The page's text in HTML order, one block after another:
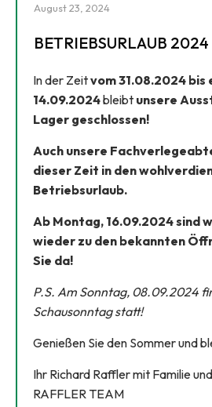
August 23, 2024
BETRIEBSURLAUB 2024
In der Zeitvom 31.08.2024 bis
14.09.2024bleibt unsere
Lager geschlossen!
Auch unsere
dieser Zeit in den
Betriebsurlaub.
Ab Montag, 16.09.2024 sind
wieder zu den bekannten
Sie da!
P.S. Am Sonntag, 08.09.2024
Schausonntag statt!
Genießen Sie den Sommer und
Ihr Richard Raffler mit Familie
RAFFLER TEAM